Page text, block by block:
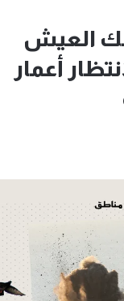
العيش
أعمار